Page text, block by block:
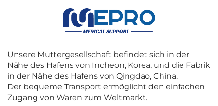
Unsere Muttergesellschaft befindet sich in der
Nähe des Hafens von Incheon, Korea, und die Fabrik
in der Nähe des Hafens von Qingdao, China.
Der bequeme Transport ermöglicht den einfachen
Zugang von Waren zum Weltmarkt.